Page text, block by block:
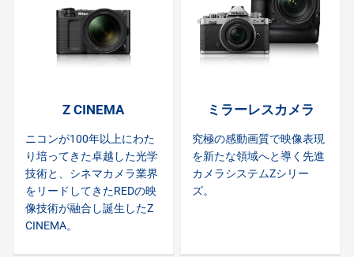
Z CINEMA
ニコンが100年以上にわた
り培ってきた卓越した光学
技術と、シネマカメラ業界
をリードしてきたREDの映
像技術が融合し誕生したZ
CINEMA。
ミラーレスカメラ
究極の感動画質で映像表現
を新たな領域へと導く先進
カメラシステムZシリー
ズ。